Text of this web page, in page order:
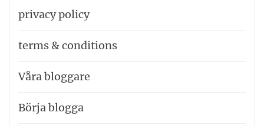
privacy policy
terms & conditions
Våra bloggare
Börja blogga